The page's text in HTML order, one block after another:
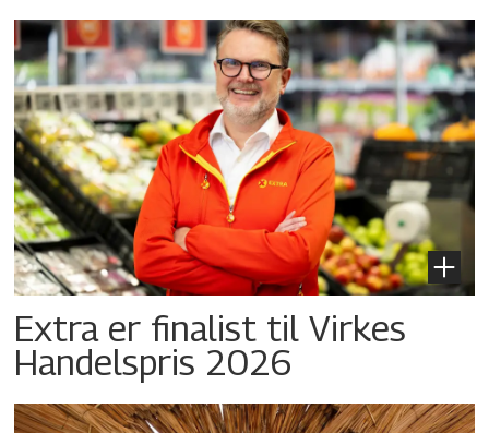
Extra er finalist til Virkes
Handelspris 2026